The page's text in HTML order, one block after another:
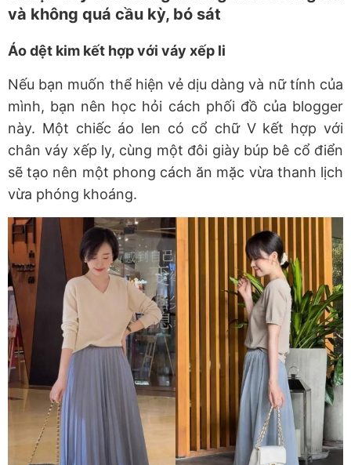
và không quá cầu kỳ, bó sát
Áo dệt kim kết hợp với váy xếp li
Nếu bạn muốn thể hiện vẻ dịu dàng và nữ tính của
mình, bạn nên học hỏi cách phối đồ của blogger
này. Một chiếc áo len có cổ chữ V kết hợp với
chân váy xếp ly, cùng một đôi giày búp bê cổ điển
sẽ tạo nên một phong cách ăn mặc vừa thanh lịch
vừa phóng khoáng.